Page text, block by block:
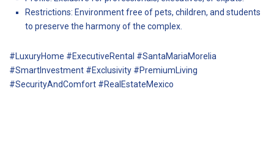
Restrictions: Environment free of pets, children, and students
to preserve the harmony of the complex.
#LuxuryHome #ExecutiveRental #SantaMariaMorelia
#SmartInvestment #Exclusivity #PremiumLiving
#SecurityAndComfort #RealEstateMexico